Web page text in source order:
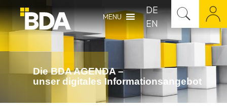
MENU
DE
EN
Die BDA AGENDA –
unser digitales Infor­mations­angebot